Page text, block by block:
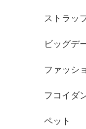
ストラッ
ビッグデ
ファッシ
フコイダ
ペット